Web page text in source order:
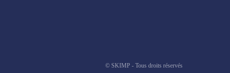
© SKIMP - Tous droits réservés